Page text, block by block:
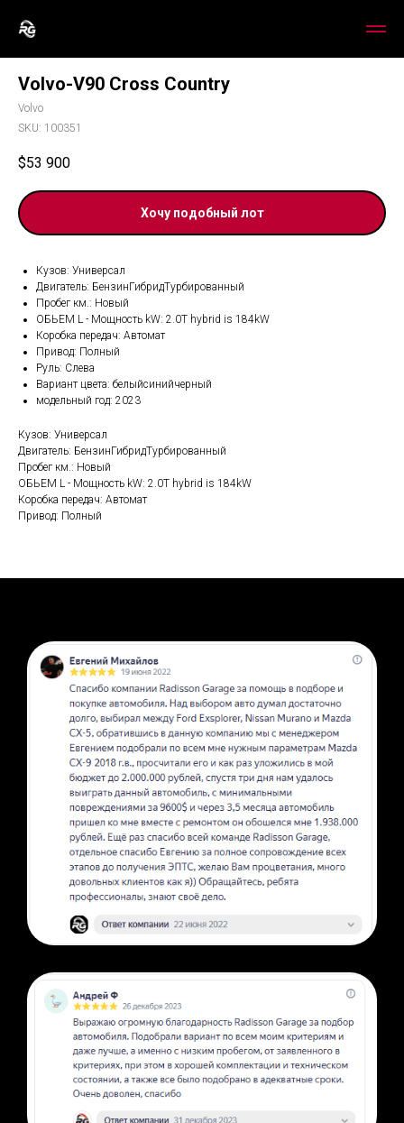
Volvo-V90 Cross Country
Volvo
SKU: 100351
$53 900
Хочу подобный лот
Кузов: Универсал
Двигатель: БензинГибридТурбированный
Пробег км.: Новый
ОБЬЕМ L - Мощность kW: 2.0T hybrid is 184kW
Коробка передач: Автомат
Привод: Полный
Руль: Слева
Вариант цвета: белыйсинийчерный
модельный год: 2023
Кузов: Универсал
Двигатель: БензинГибридТурбированный
Пробег км.: Новый
ОБЬЕМ L - Мощность kW: 2.0T hybrid is 184kW
Коробка передач: Автомат
Привод: Полный